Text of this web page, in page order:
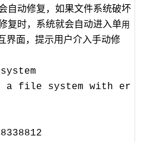
自动修复，如果文件系统破坏
复时，系统就会自动进入单用
界面，提示用户介入手动修
a file system with er